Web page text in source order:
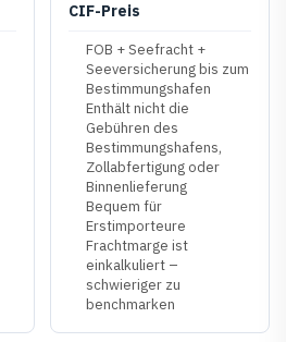
CIF-Preis
FOB + Seefracht +
Seeversicherung bis zum
Bestimmungshafen
Enthält nicht die
Gebühren des
Bestimmungshafens,
Zollabfertigung oder
Binnenlieferung
Bequem für
Erstimporteure
Frachtmarge ist
einkalkuliert –
schwieriger zu
benchmarken